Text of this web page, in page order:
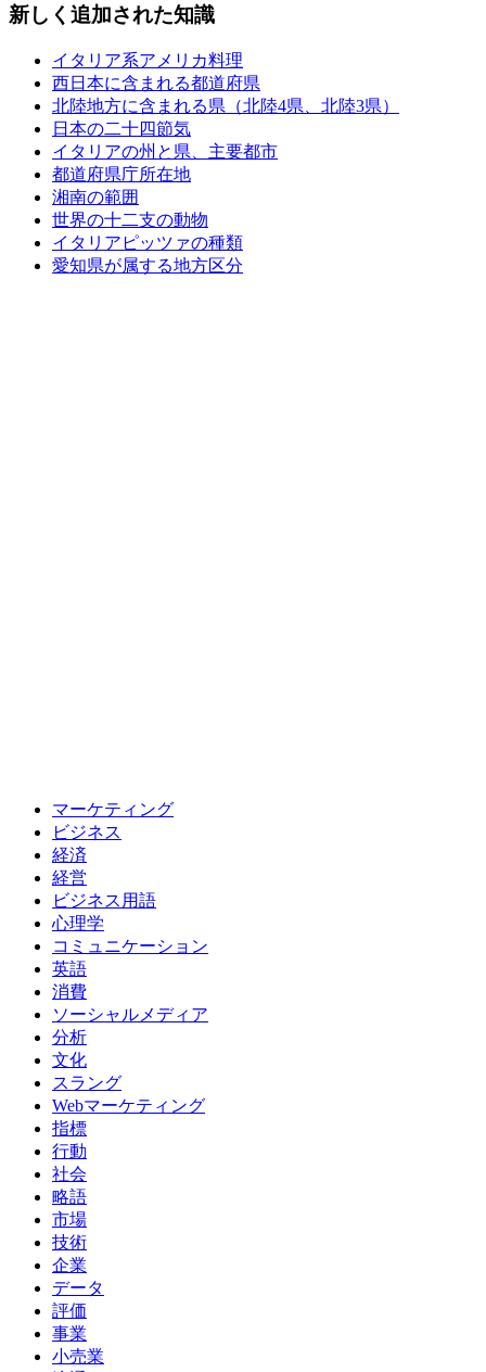
新しく追加された知識
イタリア系アメリカ料理
西日本に含まれる都道府県
北陸地方に含まれる県（北陸4県、北陸3県）
日本の二十四節気
イタリアの州と県、主要都市
都道府県庁所在地
湘南の範囲
世界の十二支の動物
イタリアピッツァの種類
愛知県が属する地方区分
マーケティング
ビジネス
経済
経営
ビジネス用語
心理学
コミュニケーション
英語
消費
ソーシャルメディア
分析
文化
スラング
Webマーケティング
指標
行動
社会
略語
市場
技術
企業
データ
評価
事業
小売業